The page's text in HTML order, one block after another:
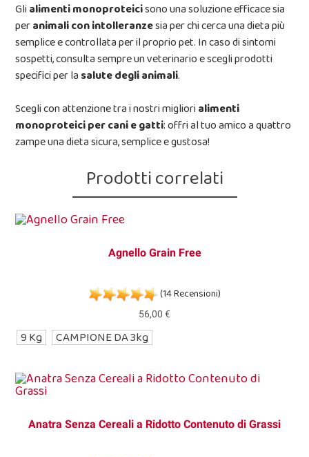
Gli alimenti monoproteicisono una soluzione efficace sia
peranimali con intolleranzesia per chi cerca una dieta più
semplice e controllata per il proprio pet. In caso di sintomi
sospetti, consulta sempre un veterinario e scegli prodotti
specifici per la salute degli animali.
Scegli con attenzione tra i nostri migliori alimenti
monoproteici per cani e gatti: offri al tuo amico a quattro
zampe una dieta sicura, semplice e gustosa!
Prodotti correlati
Agnello Grain Free
(14 Recensioni)
56,00 €
9 Kg CAMPIONE DA 3kg
Anatra Senza Cereali a Ridotto Contenuto di Grassi